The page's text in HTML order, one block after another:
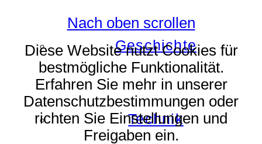
Geschichte
Technik
Nach oben scrollen
Diese Website nutzt Cookies für
bestmögliche Funktionalität.
Erfahren Sie mehr in unserer
Datenschutzbestimmungen oder
richten Sie Einstellungen und
Freigaben ein.